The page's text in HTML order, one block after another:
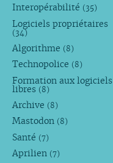
Interopérabilité (35)
Logiciels propriétaires
(34)
Algorithme (8)
Technopolice (8)
Formation aux logiciels
libres (8)
Archive (8)
Mastodon (8)
Santé (7)
Aprilien (7)